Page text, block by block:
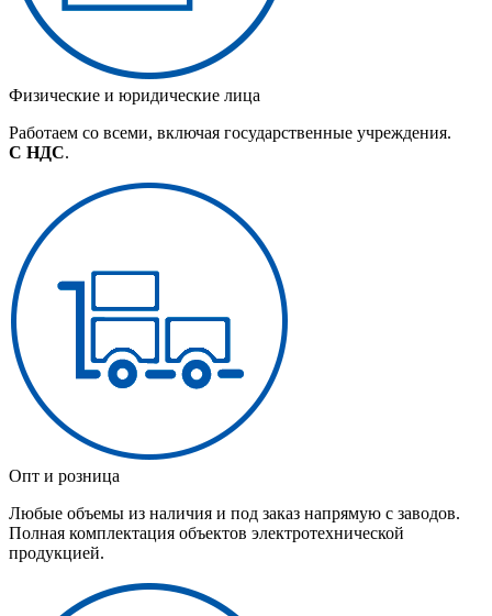
Физические и юридические лица
Работаем со всеми, включая государственные учреждения.
С НДС.
Опт и розница
Любые объемы из наличия и под заказ напрямую с заводов.
Полная комплектация объектов электротехнической
продукцией.